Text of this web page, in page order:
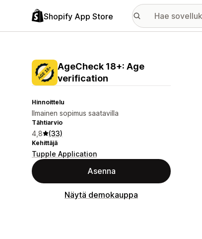
Shopify App Store
AgeCheck 18+: Age
verification
Hinnoittelu
Ilmainen sopimus saatavilla
Tähtiarvio
4,8 (33)
Kehittäjä
Tupple Application
Asenna
Näytä demokauppa